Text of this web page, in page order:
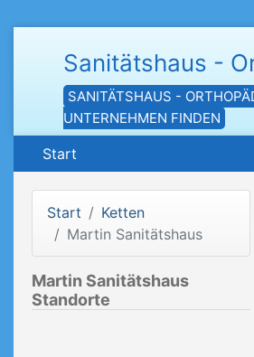
Sanitätshaus -
SANITÄTSHAUS -
UNTERNEHMEN FINDEN
Start
Start
Ketten
Martin Sanitätshaus
Martin Sanitätshaus
Standorte